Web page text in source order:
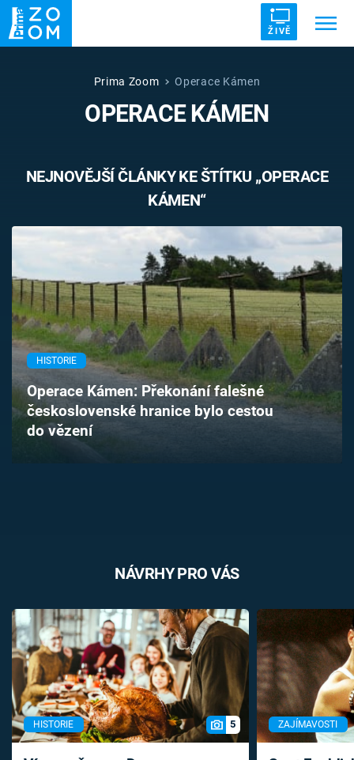
ŽIVĚ
ZRÁDCI UFO DRUHÁ SVĚTOVÁ VÁLKA
VETŘELCI DÁVNOVĚKU
Pořady
TV Program
Časopis
Sledujte prima+
Prima Zoom Operace Kámen
OPERACE KÁMEN
NEJNOVĚJŠÍ ČLÁNKY KE ŠTÍTKU „OPERACE
KÁMEN“
HISTORIE
Operace Kámen: Překonání falešné
československé hranice bylo cestou
do vězení
NÁVRHY PRO VÁS
HISTORIE 5 ZAJÍMAVOSTI